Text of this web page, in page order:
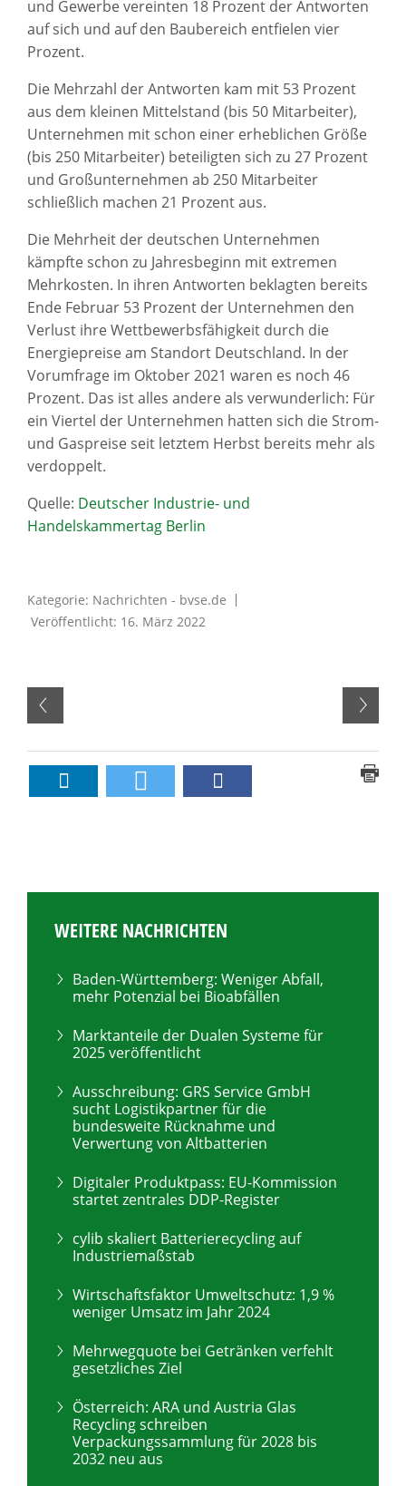
und Gewerbe vereinten 18 Prozent der Antworten
auf sich und auf den Baubereich entfielen vier
Prozent.
Die Mehrzahl der Antworten kam mit 53 Prozent
aus dem kleinen Mittelstand (bis 50 Mitarbeiter),
Unternehmen mit schon einer erheblichen Größe
(bis 250 Mitarbeiter) beteiligten sich zu 27 Prozent
und Großunternehmen ab 250 Mitarbeiter
schließlich machen 21 Prozent aus.
Die Mehrheit der deutschen Unternehmen
kämpfte schon zu Jahresbeginn mit extremen
Mehrkosten. In ihren Antworten beklagten bereits
Ende Februar 53 Prozent der Unternehmen den
Verlust ihre Wettbewerbsfähigkeit durch die
Energiepreise am Standort Deutschland. In der
Vorumfrage im Oktober 2021 waren es noch 46
Prozent. Das ist alles andere als verwunderlich: Für
ein Viertel der Unternehmen hatten sich die Strom-
und Gaspreise seit letztem Herbst bereits mehr als
verdoppelt.
Quelle: Deutscher Industrie- und
Handelskammertag Berlin
Kategorie: Nachrichten - bvse.de
Veröffentlicht: 16. März 2022
WEITERE NACHRICHTEN
Baden-Württemberg: Weniger Abfall,
mehr Potenzial bei Bioabfällen
Marktanteile der Dualen Systeme für
2025 veröffentlicht
Ausschreibung: GRS Service GmbH
sucht Logistikpartner für die
bundesweite Rücknahme und
Verwertung von Altbatterien
Digitaler Produktpass: EU-Kommission
startet zentrales DDP-Register
cylib skaliert Batterierecycling auf
Industriemaßstab
Wirtschaftsfaktor Umweltschutz: 1,9 %
weniger Umsatz im Jahr 2024
Mehrwegquote bei Getränken verfehlt
gesetzliches Ziel
Österreich: ARA und Austria Glas
Recycling schreiben
Verpackungssammlung für 2028 bis
2032 neu aus